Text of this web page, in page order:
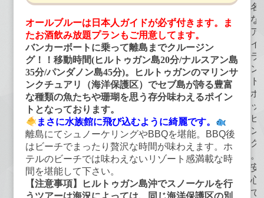
オールブルーは日本人ガイドが必ず付きます。ま
たお酒飲み放題プランもご用意してます。
バンカーボートに乗って離島までクルージン
グ！！移動時間(ヒルトゥガン島20分/ナルスアン島
35分/パンダノン島45分)。ヒルトゥガンのマリンサ
ンクチュアリ（海洋保護区）でセブ島が誇る豊富
な種類の魚たちや珊瑚を思う存分味わえるポイン
トとなっております。
まさに水族館に飛び込むように綺麗です。
離島にてシュノーケリングやBBQを堪能。BBQ後
はビーチでまったり贅沢な時間が味わえます。ホ
テルのビーチでは味わえないリゾート感満載な時
間を堪能して下さい。
【注意事項】ヒルトゥガン島沖でスノーケルを行
名
な
ア
イ
ラ
ン
ド
ホ
ッ
ピ
ン
グ
。
安
心
で